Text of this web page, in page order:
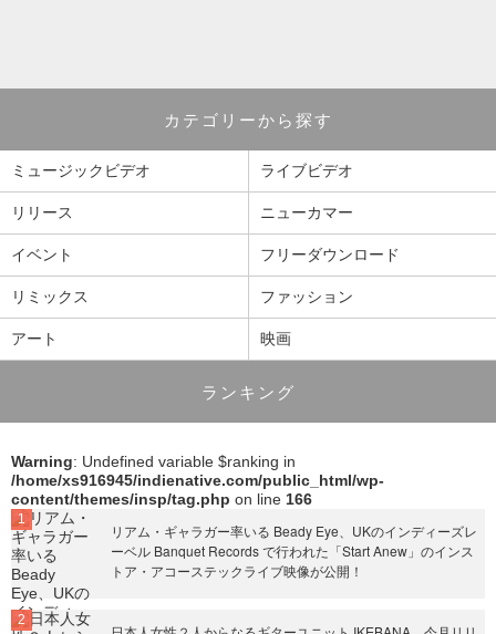
カテゴリーから探す
ミュージックビデオ ライブビデオ
リリース ニューカマー
イベント フリーダウンロード
リミックス ファッション
アート 映画
ランキング
Warning: Undefined variable $ranking in
/home/xs916945/indienative.com/public_html/wp-
content/themes/insp/tag.php on line 166
リアム・ギャラガー率いる Beady Eye、UKのインディーズレ
ーベル Banquet Records で行われた「Start Anew」のインス
トア・アコーステックライブ映像が公開！